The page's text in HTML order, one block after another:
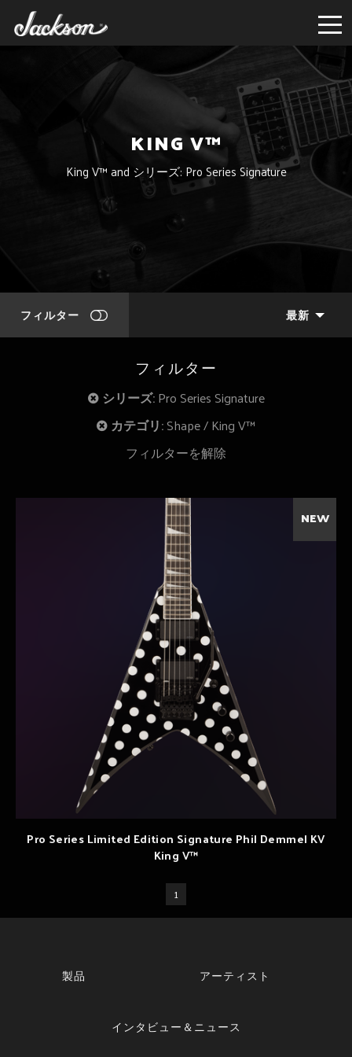
KING V™
King V™ and シリーズ: Pro Series Signature
フィルター 最新
フィルター
シリーズ:Pro Series Signature
カテゴリ:Shape King V™
フィルターを解除
NEW
Pro Series Limited Edition Signature Phil Demmel KV
King V™
1
製品 アーティスト
インタビュー＆ニュース